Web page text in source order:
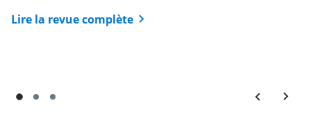
Lire la revue complète
Adding additional users in our organization is easy and